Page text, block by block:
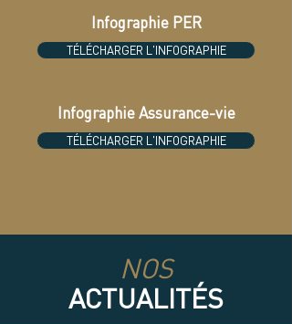
Infographie PER
TÉLÉCHARGER L'INFOGRAPHIE
Infographie Assurance-vie
TÉLÉCHARGER L'INFOGRAPHIE
NOS
ACTUALITÉS